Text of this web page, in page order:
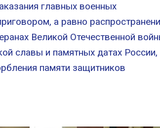
главных военных
а равно
Великой Отечественной
славы и памятных датах России,
памяти защитников